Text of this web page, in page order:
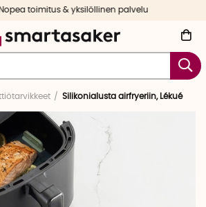
toimitus & yksilöllinen palvelu
Silikonialusta airfryeriin, Lékué